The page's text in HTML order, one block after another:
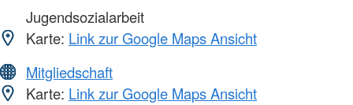
Jugendsozialarbeit
Karte: Link zur Google Maps Ansicht
Mitgliedschaft
Karte: Link zur Google Maps Ansicht